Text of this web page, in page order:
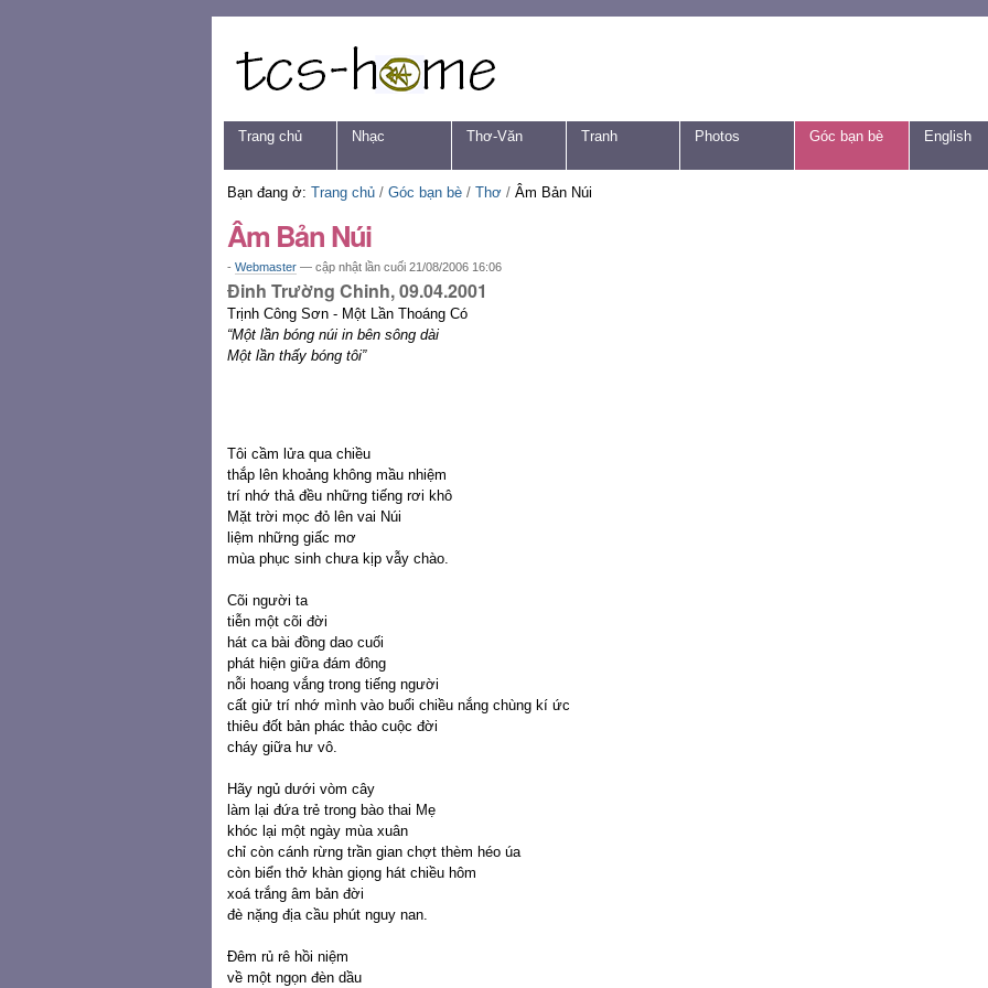
nội
dung.
Chuyển
đến
định
hướng
cụ
Navigation
Trang chủ Nhạc Thơ-Văn Tranh Photos Góc bạn bè English
Bạn đang ở: Trang chủ / Góc bạn bè / Thơ / Âm Bản Núi
Âm Bản Núi
- Webmaster — cập nhật lần cuối 21/08/2006 16:06
Đinh Trường Chinh, 09.04.2001
Trịnh Công Sơn - Một Lần Thoáng Có
“Một lần bóng núi in bên sông dài
Một lần thấy bóng tôi”
Tôi cầm lửa qua chiều
thắp lên khoảng không mầu nhiệm
trí nhớ thả đều những tiếng rơi khô
Mặt trời mọc đỏ lên vai Núi
liệm những giấc mơ
mùa phục sinh chưa kịp vẫy chào.
Cõi người ta
tiễn một cõi đời
hát ca bài đồng dao cuối
phát hiện giữa đám đông
nỗi hoang vắng trong tiếng người
cất giử trí nhớ mình vào buổi chiều nắng chùng kí ức
thiêu đốt bản phác thảo cuộc đời
cháy giữa hư vô.
Hãy ngủ dưới vòm cây
làm lại đứa trẻ trong bào thai Mẹ
khóc lại một ngày mùa xuân
chỉ còn cánh rừng trần gian chợt thèm héo úa
còn biển thở khàn giọng hát chiều hôm
xoá trắng âm bản đời
đè nặng địa cầu phút nguy nan.
Đêm rủ rê hồi niệm
về một ngọn đèn dầu